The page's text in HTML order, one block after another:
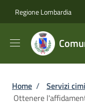
Regione Lombardia
Briciole di
Home / Servizi
Ottenere